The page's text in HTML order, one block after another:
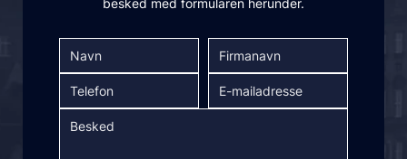
besked med formularen herunder.